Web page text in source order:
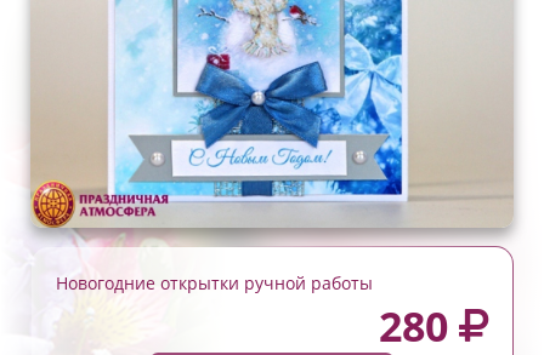
Новогодние открытки ручной работы
280